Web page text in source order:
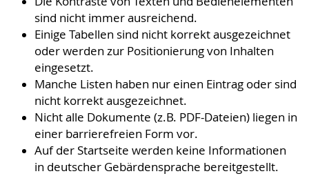
sind nicht immer ausreichend.
Einige Tabellen sind nicht korrekt ausgezeichnet
oder werden zur Positionierung von Inhalten
eingesetzt.
Manche Listen haben nur einen Eintrag oder sind
nicht korrekt ausgezeichnet.
Nicht alle Dokumente (z.B. PDF-Dateien) liegen in
einer barrierefreien Form vor.
Auf der Startseite werden keine Informationen
in deutscher Gebärdensprache bereitgestellt.